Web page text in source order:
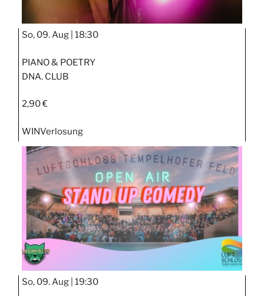
So, 09. Aug | 18:30
PIANO & POETRY
DNA. CLUB
2,90 €
WINVerlosung
So, 09. Aug | 19:30